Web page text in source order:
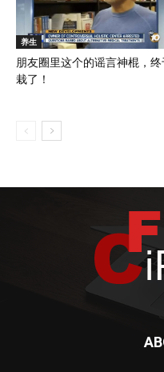
养生
朋友圈里这个的谣言神棍，终
栽了！